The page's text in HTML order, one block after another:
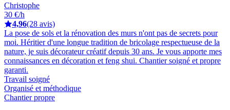
Christophe
30 €/h
4,96(28 avis)
La pose de sols et la rénovation des murs n'ont pas de secrets pour
moi. Héritier d'une longue tradition de bricolage respectueuse de la
nature, je suis décorateur créatif depuis 30 ans. Je vous apporte mes
connaissances en décoration et feng shui. Chantier soigné et propre
garanti.
Travail soigné
Organisé et méthodique
Chantier propre